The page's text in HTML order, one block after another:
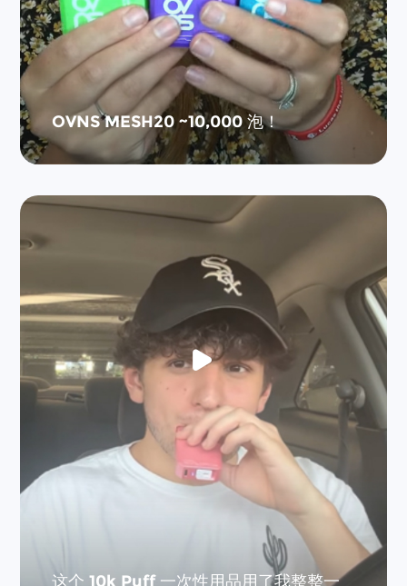
OVNS MESH20 ~10,000 泡！
这个 10k Puff 一次性用品用了我整整一